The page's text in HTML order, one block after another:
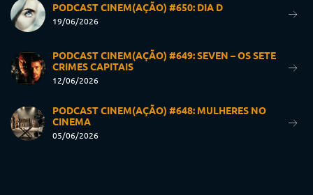
PODCAST CINEM(AÇÃO) #650: DIA D
19/06/2026
PODCAST CINEM(AÇÃO) #649: SEVEN – OS SETE
CRIMES CAPITAIS
12/06/2026
PODCAST CINEM(AÇÃO) #648: MULHERES NO
CINEMA
05/06/2026